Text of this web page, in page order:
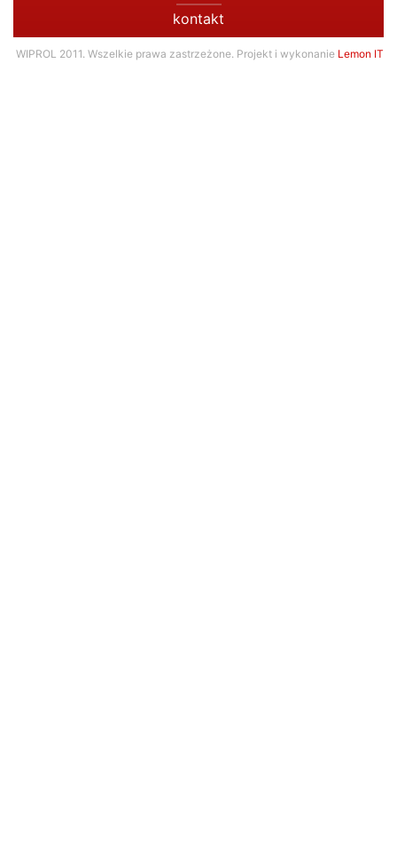
kontakt
WIPROL 2011. Wszelkie prawa zastrzeżone. Projekt i wykonanie Lemon IT